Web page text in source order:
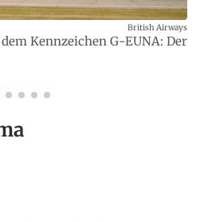
Kennzeichen G-EUNA: Der
British Airways